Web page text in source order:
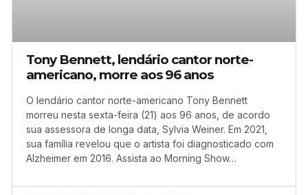
Tony Bennett, lendário cantor norte-
americano, morre aos 96 anos
O lendário cantor norte-americano Tony Bennett
morreu nesta sexta-feira (21) aos 96 anos, de acordo
sua assessora de longa data, Sylvia Weiner. Em 2021,
sua família revelou que o artista foi diagnosticado com
Alzheimer em 2016. Assista ao Morning Show…